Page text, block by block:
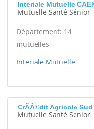
Interiale Mutuelle
Mutuelle Santé Sénior
Département: 14
mutuelles
Interiale Mutuelle
CrÃÂ©dit Agricole Sud
Mutuelle Santé Sénior